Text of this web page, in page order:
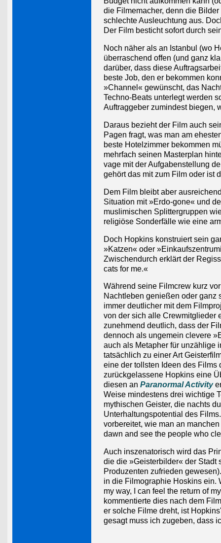
die Filmemacher, denn die
schlechte Ausleuchtung aus.
Der Film besticht sofort durch
Noch näher als an Istanbul (wo
überraschend offen (und ganz
darüber, dass diese
beste Job, den er bekommen
»Channel« gewünscht, das
Techno-Beats unterlegt werden
Auftraggeber zumindest biegen,
Daraus bezieht der Film auch
Pagen fragt, was man am
beste Hotelzimmer bekommen
mehrfach seinen Masterplan
vage mit der Aufgabenstellung
gehört das mit zum Film oder ist
Dem Film bleibt aber
Situation mit »Erdo-gone« und
muslimischen Splittergruppen
religiöse Sonderfälle wie eine
Doch Hopkins konstruiert sein
»Katzen« oder
Zwischendurch erklärt der
cats for me.«
Während seine Filmcrew kurz
Nachtleben genießen oder
immer deutlicher mit dem
von der sich alle Crewmitglieder
zunehmend deutlich, dass der
dennoch als ungemein clevere
auch als Metapher für unzählige
tatsächlich zu einer Art
eine der tollsten Ideen des
zurückgelassene Hopkins eine
diesen an Paranormal Activity
Weise mindestens drei wichtige
mythischen Geister, die nachts
Unterhaltungspotential des
vorbereitet, wie man an
dawn and see the people who
Auch inszenatorisch wird das
die die »Geisterbilder« der Stadt
Produzenten zufrieden
in die Filmographie Hoskins ein.
my way, I can feel the return of
kommentierte dies nach dem
er solche Filme dreht, ist
gesagt muss ich zugeben, dass